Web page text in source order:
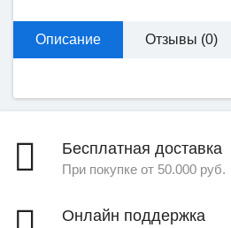
Описание Отзывы (0)
Бесплатная доставка
При покупке от 50.000 руб.
Онлайн поддержка